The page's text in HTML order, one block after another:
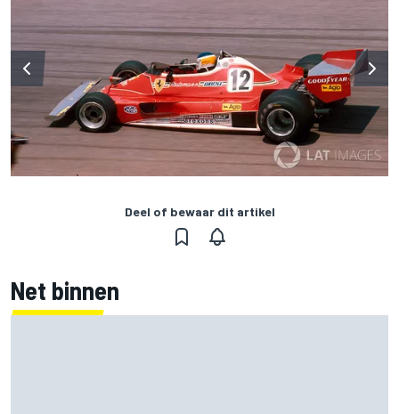
Deel of bewaar dit artikel
Net binnen